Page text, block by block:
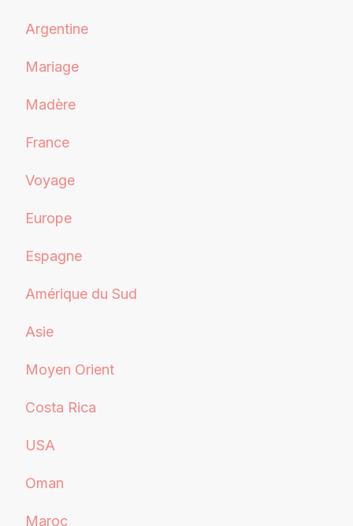
Argentine
Mariage
Madère
France
Voyage
Europe
Espagne
Amérique du Sud
Asie
Moyen Orient
Costa Rica
USA
Oman
Maroc